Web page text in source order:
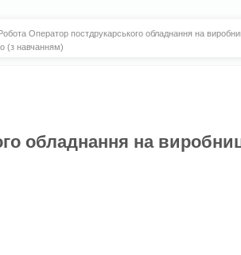
Оператор постдрукарського обладнання на
(з навчанням)
обладнання на